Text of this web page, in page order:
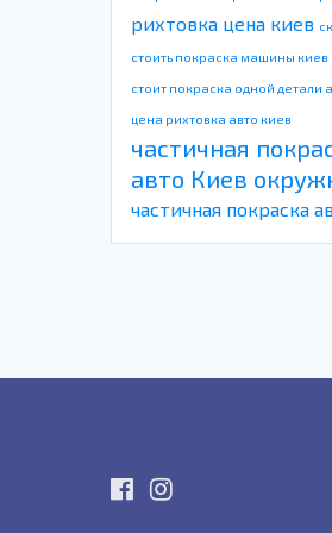
рихтовка цена киев
стоить покраска машины киев
стоит покраска одной детали
цена рихтовка авто киев
частичная
авто Киев
частичная покраска